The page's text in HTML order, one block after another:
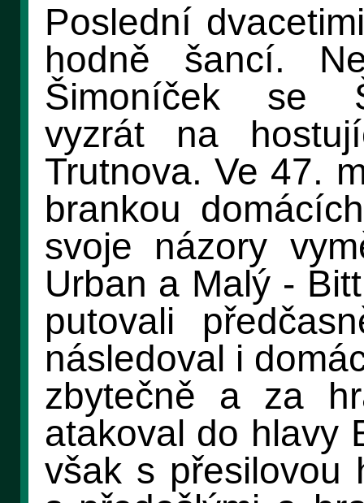
Poslední
hodně šancí.
Šimoníček se
vyzrát na
Trutnova. Ve 47.
brankou
svoje názory
Urban a Malý -
putovali
následoval i
zbytečně a za
atakoval do hlavy
však s přesilovou